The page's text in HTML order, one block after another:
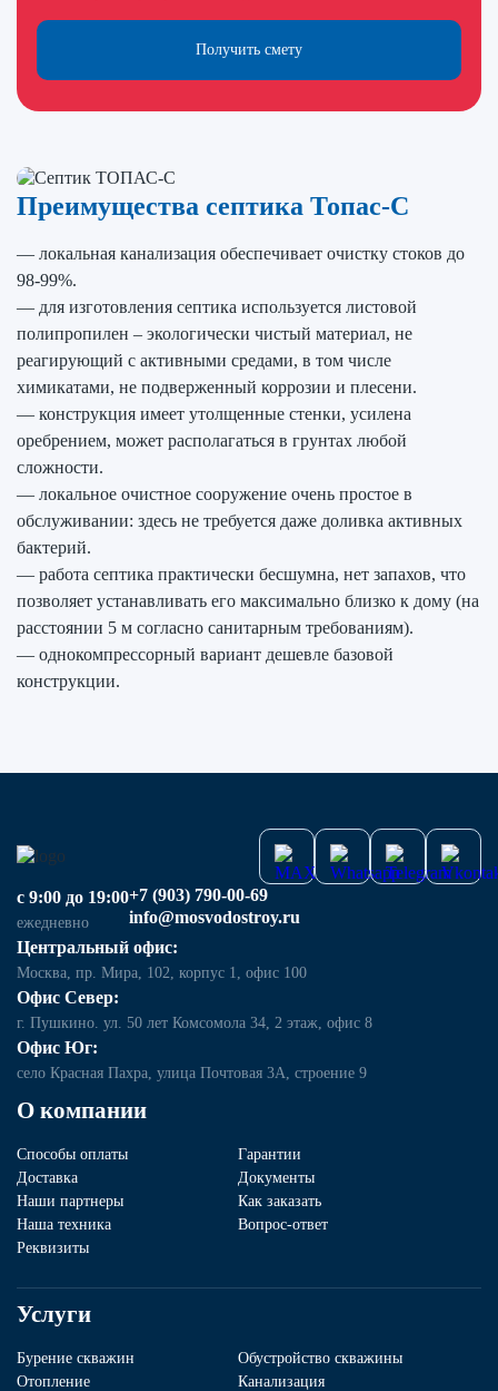
Получить смету
Преимущества септика Топас-С
— локальная канализация обеспечивает очистку стоков до
98-99%.
— для изготовления септика используется листовой
полипропилен – экологически чистый материал, не
реагирующий с активными средами, в том числе
химикатами, не подверженный коррозии и плесени.
— конструкция имеет утолщенные стенки, усилена
оребрением, может располагаться в грунтах любой
сложности.
— локальное очистное сооружение очень простое в
обслуживании: здесь не требуется даже доливка активных
бактерий.
— работа септика практически бесшумна, нет запахов, что
позволяет устанавливать его максимально близко к дому (на
расстоянии 5 м согласно санитарным требованиям).
— однокомпрессорный вариант дешевле базовой
конструкции.
О компании
Способы оплаты
Гарантии
Доставка
Документы
Наши партнеры
Как заказать
Наша техника
Вопрос-ответ
Реквизиты
Услуги
Бурение скважин
Обустройство скважины
Отопление
Канализация
с 9:00 до 19:00
ежедневно
+7 (903) 790-00-69
info@mosvodostroy.ru
Центральный офис:
Москва, пр. Мира, 102, корпус 1, офис 100
Офис Север:
г. Пушкино. ул. 50 лет Комсомола 34, 2 этаж, офис 8
Офис Юг:
село Красная Пахра, улица Почтовая 3А, строение 9